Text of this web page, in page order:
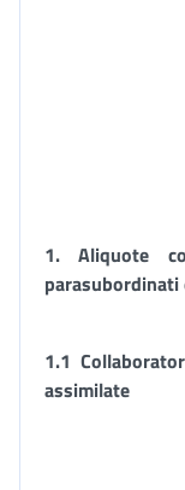
1.Aliquote
1.1
assimilate